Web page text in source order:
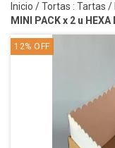
Inicio /Tortas : Tartas /
MINI PACK x 2 u
12% OFF